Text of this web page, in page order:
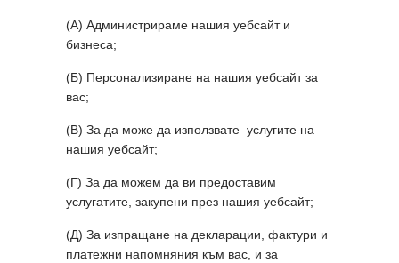
(А) Администрираме нашия уебсайт и
бизнеса;
(Б) Персонализиране на нашия уебсайт за
вас;
(В) За да може да използвате услугите на
нашия уебсайт;
(Г) За да можем да ви предоставим
услугатите, закупени през нашия уебсайт;
(Д) За изпращане на декларации, фактури и
платежни напомняния към вас, и за